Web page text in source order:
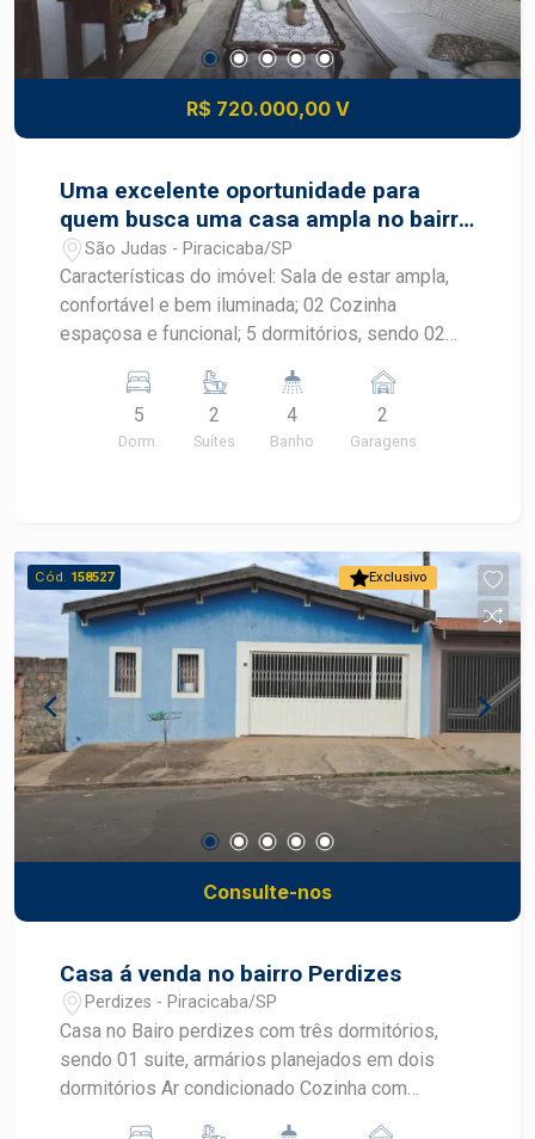
R$ 720.000,00 V
Uma excelente oportunidade para
quem busca uma casa ampla no bairro
São Judas em Piracicaba !!
São Judas - Piracicaba/SP
Características do imóvel: Sala de estar ampla,
confortável e bem iluminada; 02 Cozinha
espaçosa e funcional; 5 dormitórios, sendo 02
Piscina, ideal para momentos de lazer; Edícula
com sala, cozinha e 02 dormitórios Quintal amplo,
proporcionando mais espaço e versatilidade;
oferecendo localização estratégica, fácil acesso
às principais vias da cidade e infraestrutura
completa, com escolas, supermercados,
farmácias, comércios e serviços que
proporcionam praticidade e qualidade de vida no
dia a dia. Uma excelente oportunidade para quem
busca uma casa ampla, confortável e bem
localizada no bairro São Judas, reunindo espaço,
funcionalidade e lazer para toda a família.
desenvolvimento do mercado imobiliário de
5
Dorm.
2
Suítes
4
Banho
2
Garagens
Exclusivo
Cód. 158527
Consulte-nos
Casa á venda no bairro Perdizes
Perdizes - Piracicaba/SP
Casa no Bairo perdizes com três dormitórios,
sendo 01 suite, armários planejados em dois
dormitórios Ar condicionado Cozinha com